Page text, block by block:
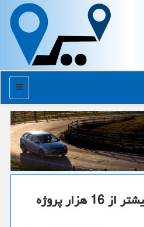
منو
افتتاح و بهره برداری بیشتر از 16 هزار پروژه